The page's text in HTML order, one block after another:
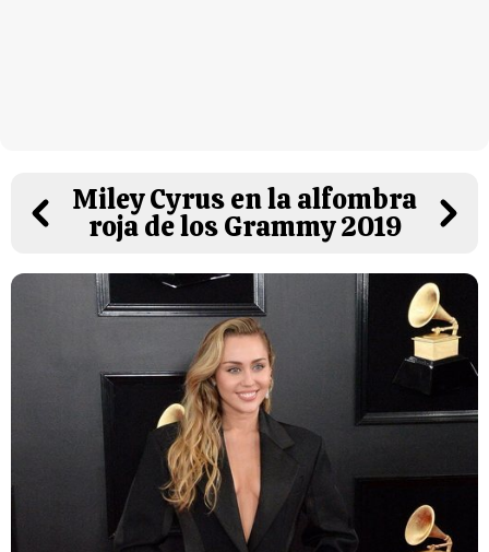
Miley Cyrus en la alfombra
roja de los Grammy 2019